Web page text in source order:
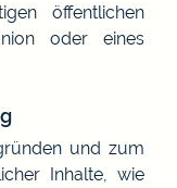
öffentlichen
oder eines
und zum
Inhalte, wie